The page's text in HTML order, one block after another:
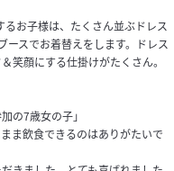
るお子様は、たくさん並ぶドレス
ースでお着替えをします。ドレス
笑顔にする仕掛けがたくさん。
の7歳女の子」
ま飲食できるのはありがたいで